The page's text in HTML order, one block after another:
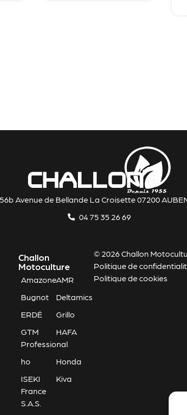
56b Avenue de Bellande La Croisette 07200
04 75 35 26 69
Challon
Motoculture
AmazoneAMR
Bugnot
Deltamics
ERDÉ
Grillo
GTM
Professional
HAFA
ho
Honda
ISEKI
France
S.A.S.
Kiva
© 2026 Challon
Politique de
Politique de cookies